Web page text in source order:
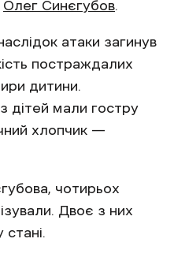
Олег Синєгубов.
атаки загинув
постраждалих
дитини.
дітей мали гостру
хлопчик —
чотирьох
Двоє з них